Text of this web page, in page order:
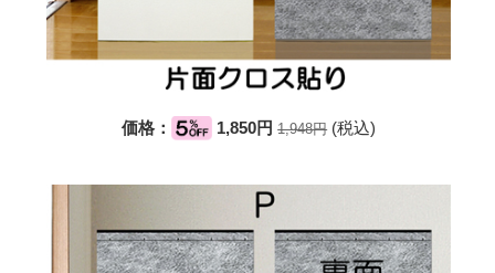
価格： 1,850円1,948円(税込)